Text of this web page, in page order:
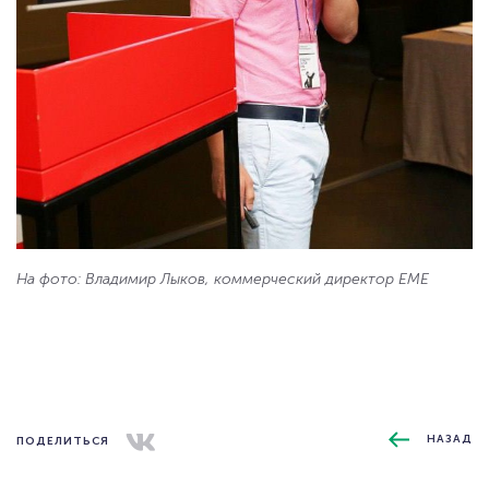
На фото: Владимир Лыков, коммерческий директор ЕМЕ
ПОДЕЛИТЬСЯ НАЗАД
СКАЧАТЬ ПРЕЗЕНТАЦИЮ
ЗАПРОСИТЬ ДЕМОНСТРАЦИЮ
СКАЧАТЬ АНКЕТУ ОБРАТНАЯ СВЯЗЬ